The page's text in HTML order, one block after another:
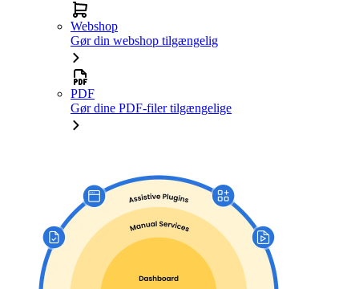
Webshop
Gør din webshop tilgængelig
PDF
Gør dine PDF-filer tilgængelige